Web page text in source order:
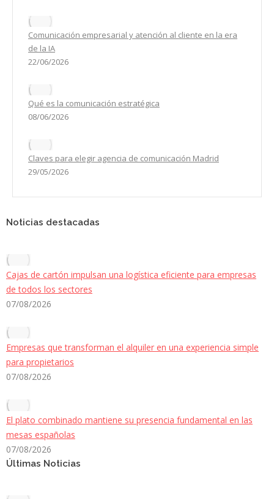
Comunicación empresarial y atención al cliente en la era
de la IA
22/06/2026
Qué es la comunicación estratégica
08/06/2026
Claves para elegir agencia de comunicación Madrid
29/05/2026
Noticias destacadas
Cajas de cartón impulsan una logística eficiente para empresas
de todos los sectores
07/08/2026
Empresas que transforman el alquiler en una experiencia simple
para propietarios
07/08/2026
El plato combinado mantiene su presencia fundamental en las
mesas españolas
07/08/2026
Últimas Noticias